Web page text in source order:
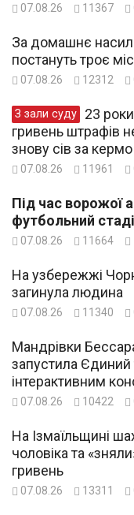
07.08.26 11367
За домашнє
постануть троє
07.08.26 12312
З зали суду
гривень штрафів
знову сів за
07.08.26 11961
Під час ворожої
футбольний
07.08.26 11664
На узбережжі
загинула людина
07.08.26 11340
Мандрівки
запустила Єдиний
інтерактивним
07.08.26 10422
На Ізмаїльщині
чоловіка та
гривень
07.08.26 13311